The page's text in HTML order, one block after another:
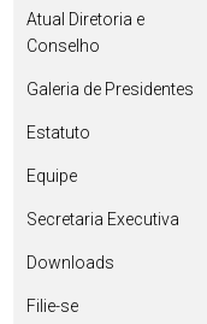
Atual Diretoria e
Conselho
Galeria de Presidentes
Estatuto
Equipe
Secretaria Executiva
Downloads
Filie-se